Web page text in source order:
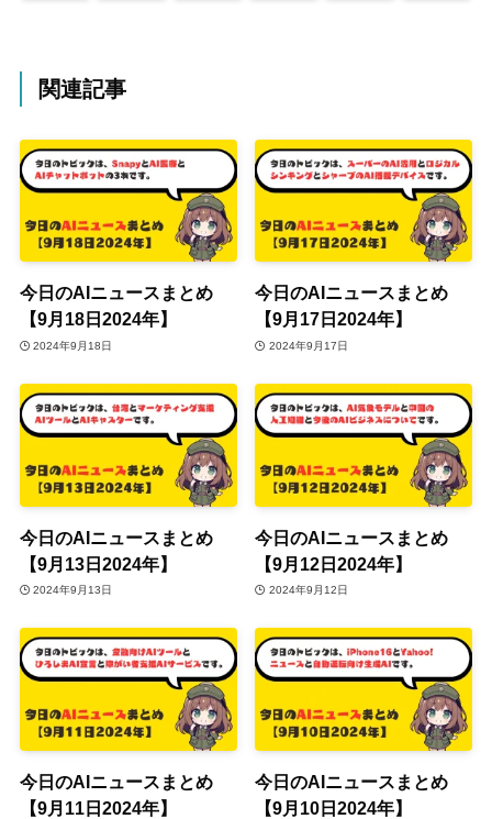
関連記事
今日のAIニュースまとめ
【9月18日2024年】
2024年9月18日
今日のAIニュースまとめ
【9月17日2024年】
2024年9月17日
今日のAIニュースまとめ
【9月13日2024年】
2024年9月13日
今日のAIニュースまとめ
【9月12日2024年】
2024年9月12日
今日のAIニュースまとめ
【9月11日2024年】
今日のAIニュースまとめ
【9月10日2024年】